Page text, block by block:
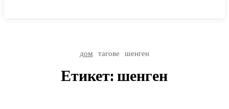
дом тагове шенген
Етикет: шенген